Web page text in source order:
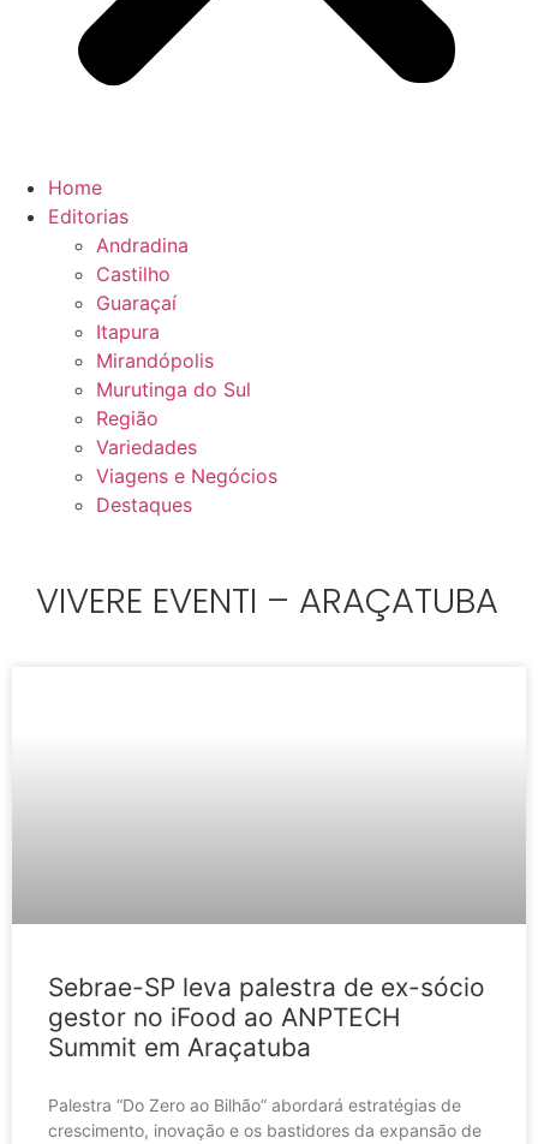
Home
Editorias
Andradina
Castilho
Guaraçaí
Itapura
Mirandópolis
Murutinga do Sul
Região
Variedades
Viagens e Negócios
Destaques
VIVERE EVENTI – ARAÇATUBA
Sebrae-SP leva palestra de ex-sócio
gestor no iFood ao ANPTECH
Summit em Araçatuba
Palestra “Do Zero ao Bilhão” abordará estratégias de
crescimento, inovação e os bastidores da expansão de